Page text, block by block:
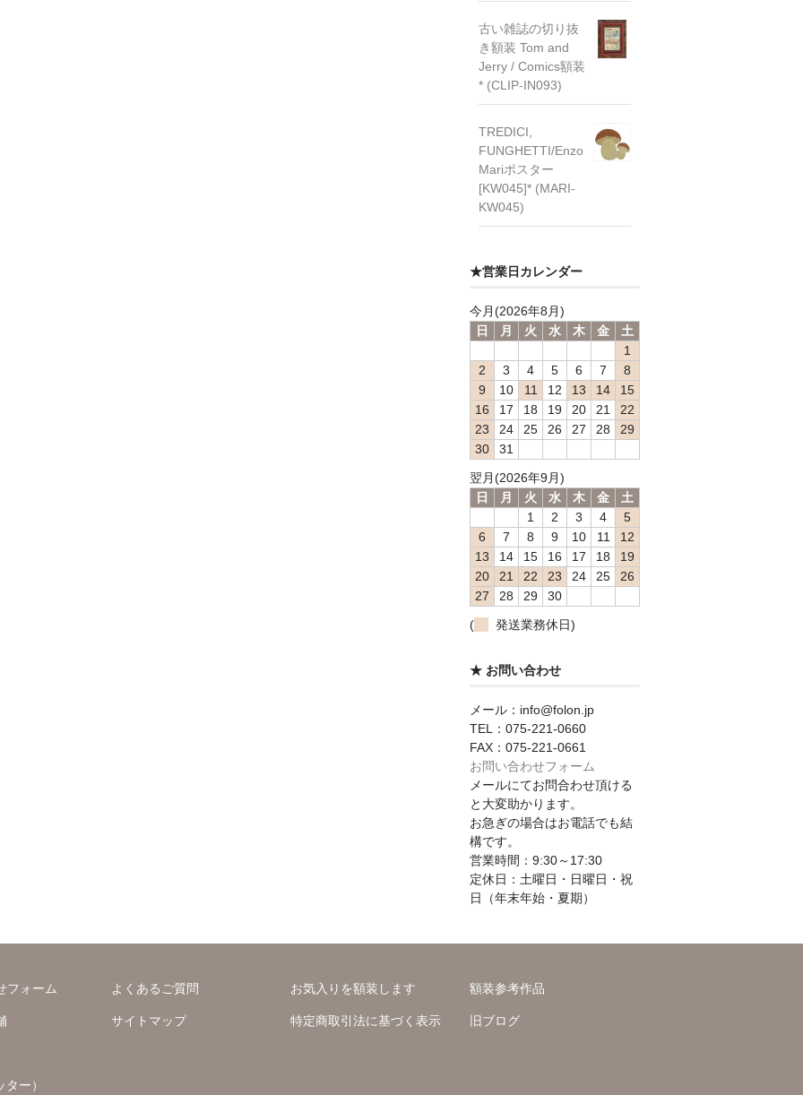
古い雑誌の切り抜
き額装 Tom and
Jerry / Comics額装
* (CLIP-IN093)
TREDICI,
FUNGHETTI/Enzo
Mariポスター
[KW045]* (MARI-
KW045)
★営業日カレンダー
今月(2026年8月)
日
月 火 水 木 金
土
1
2
3 4 5 6 7
8
9
10 11 12 13 14
15
16
17 18 19 20 21
22
23
24 25 26 27 28
29
30
31
翌月(2026年9月)
日
月 火 水 木 金
土
1
2 3 4
5
6
7 8 9 10 11
12
13
14 15 16 17 18
19
20
21 22 23 24 25
26
27
28 29
30
(
発送業務休日)
★ お問い合わせ
メール：info@folon.jp
TEL：075-221-0660
FAX：075-221-0661
お問い合わせフォーム
メールにてお問合わせ頂ける
と大変助かります。
お急ぎの場合はお電話でも結
構です。
営業時間：9:30～17:30
定休日：土曜日・日曜日・祝
日（年末年始・夏期）
フォーム よくあるご質問 お気入りを額装します 額装参考作品
サイトマップ 特定商取引法に基づく表示 旧ブログ
ー）